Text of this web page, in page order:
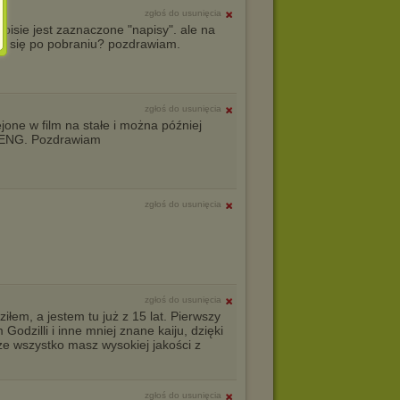
zgłoś do usunięcia
jest zaznaczone "napisy". ale na
się po pobraniu? pozdrawiam.
zgłoś do usunięcia
w film na stałe i można później
Pozdrawiam
zgłoś do usunięcia
zgłoś do usunięcia
a jestem tu już z 15 lat. Pierwszy
i inne mniej znane kaiju, dzięki
wszystko masz wysokiej jakości z
zgłoś do usunięcia